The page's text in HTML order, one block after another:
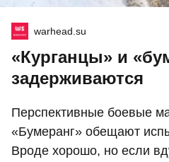
warhead.su
«Курганцы» и
задерживаются
Перспективные боевые
«Бумеранг» обещают
Вроде хорошо, но если